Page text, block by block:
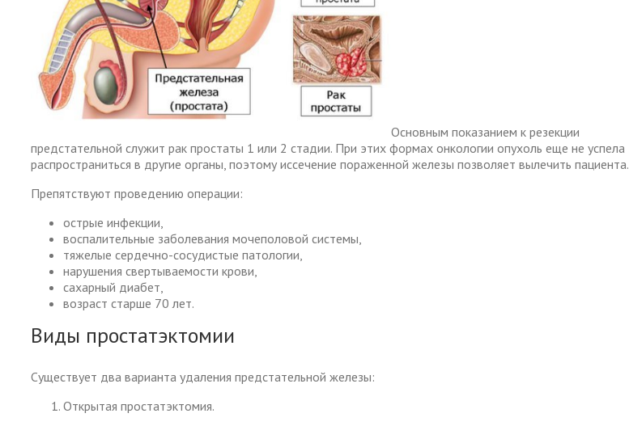
Основным показанием к резекции
предстательной служит рак простаты 1 или 2 стадии. При этих формах онкологии опухоль еще не успела
распространиться в другие органы, поэтому иссечение пораженной железы позволяет вылечить пациента.
Препятствуют проведению операции:
острые инфекции,
воспалительные заболевания мочеполовой системы,
тяжелые сердечно-сосудистые патологии,
нарушения свертываемости крови,
сахарный диабет,
возраст старше 70 лет.
Виды простатэктомии
Существует два варианта удаления предстательной железы:
Открытая простатэктомия.